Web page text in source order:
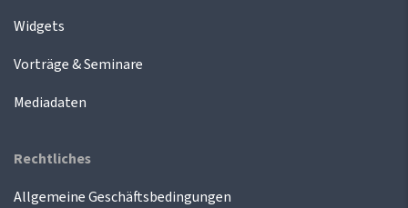
Widgets
Vorträge & Seminare
Mediadaten
Rechtliches
Allgemeine Geschäftsbedingungen